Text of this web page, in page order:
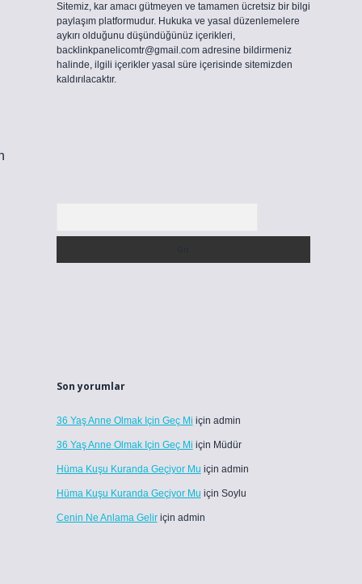
Sitemiz, kar amacı gütmeyen ve tamamen ücretsiz bir bilgi
paylaşım platformudur. Hukuka ve yasal düzenlemelere
aykırı olduğunu düşündüğünüz içerikleri,
backlinkpanelicomtr@gmail.comadresine bildirmeniz
halinde, ilgili içerikler yasal süre içerisinde sitemizden
kaldırılacaktır.
Son yorumlar
36 Yaş Anne Olmak Için Geç Mi için admin
36 Yaş Anne Olmak Için Geç Mi için Müdür
Hüma Kuşu Kuranda Geçiyor Mu için admin
Hüma Kuşu Kuranda Geçiyor Mu için Soylu
Cenin Ne Anlama Geliriçin admin